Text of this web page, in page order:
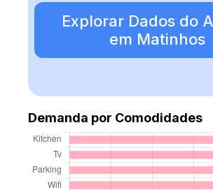
Explorar Dados do
em Matinhos
Demanda por Comodidades